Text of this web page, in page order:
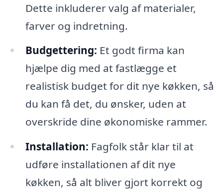
Dette inkluderer valg af materialer,
farver og indretning.
Budgettering: Et godt firma kan
hjælpe dig med at fastlægge et
realistisk budget for dit nye køkken, så
du kan få det, du ønsker, uden at
overskride dine økonomiske rammer.
Installation: Fagfolk står klar til at
udføre installationen af dit nye
køkken, så alt bliver gjort korrekt og